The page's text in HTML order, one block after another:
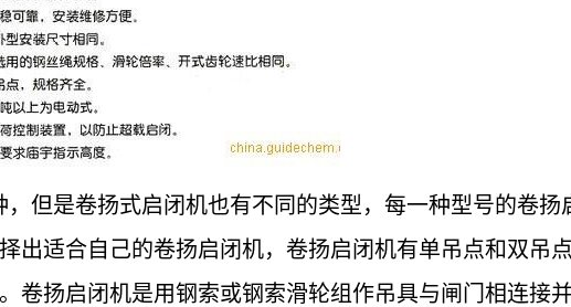
但是卷扬式启闭机也有不同的类型，每一种型号的卷
出适合自己的卷扬启闭机，卷扬启闭机有单吊点和双吊
卷扬启闭机是用钢索或钢索滑轮组作吊具与闸门相连接